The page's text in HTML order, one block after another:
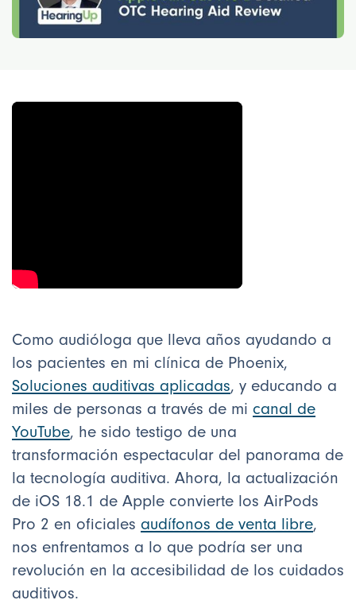
Como audióloga que lleva años ayudando a
los pacientes en mi clínica de Phoenix,
Soluciones auditivas aplicadas, y educando a
miles de personas a través de mi canal de
YouTube, he sido testigo de una
transformación espectacular del panorama de
la tecnología auditiva. Ahora, la actualización
de iOS 18.1 de Apple convierte los AirPods
Pro 2 en oficiales audífonos de venta libre,
nos enfrentamos a lo que podría ser una
revolución en la accesibilidad de los cuidados
auditivos.